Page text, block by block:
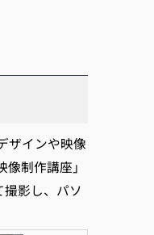
ザインや映像
制作講座」
影し、パソ